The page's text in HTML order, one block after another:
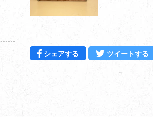
シェアする Facebookでシェアする
ツイートする